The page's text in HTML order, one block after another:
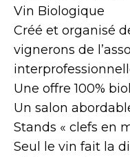
Vin Biologique
Créé et organisé
vignerons de
Une offre 100%
Un salon
Stands « clefs en
Seul le vin fait la